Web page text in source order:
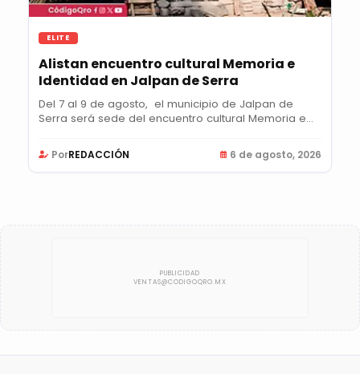
ELITE
Alistan encuentro cultural Memoria e
Identidad en Jalpan de Serra
Del 7 al 9 de agosto, el municipio de Jalpan de
Serra será sede del encuentro cultural Memoria e...
PorREDACCIÓN 6 de agosto, 2026